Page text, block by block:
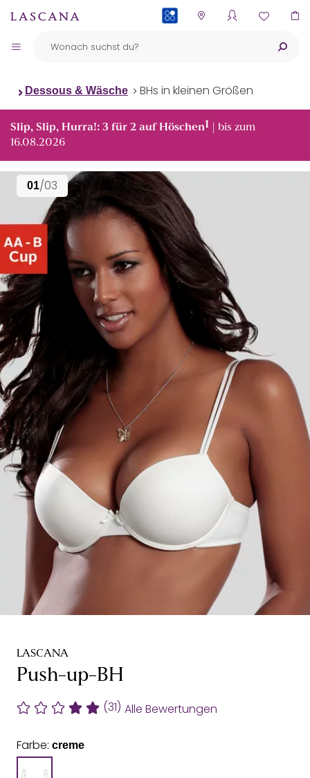
Dessous & Wäsche BHs in kleinen Größen
Slip, Slip, Hurra!: 3 für 2 auf Höschen1 | bis zum
16.08.2026
01/03
LASCANA
Push-up-BH
(31) Alle Bewertungen
Farbe: creme